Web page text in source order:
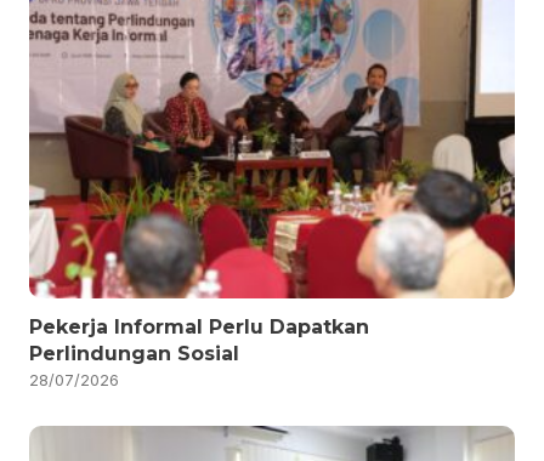
Pekerja Informal Perlu Dapatkan
Perlindungan Sosial
28/07/2026